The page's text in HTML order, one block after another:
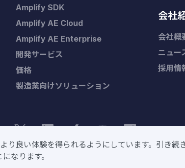
良い体験を得られるようにしています。引き続
なります。
Amplify SDK
Amplify AE Cloud
Amplify AE Enterprise
開発サービス
価格
製造業向けソリューション
会社
会社概
ニュー
採用情
をご利用の際は、当社グループの